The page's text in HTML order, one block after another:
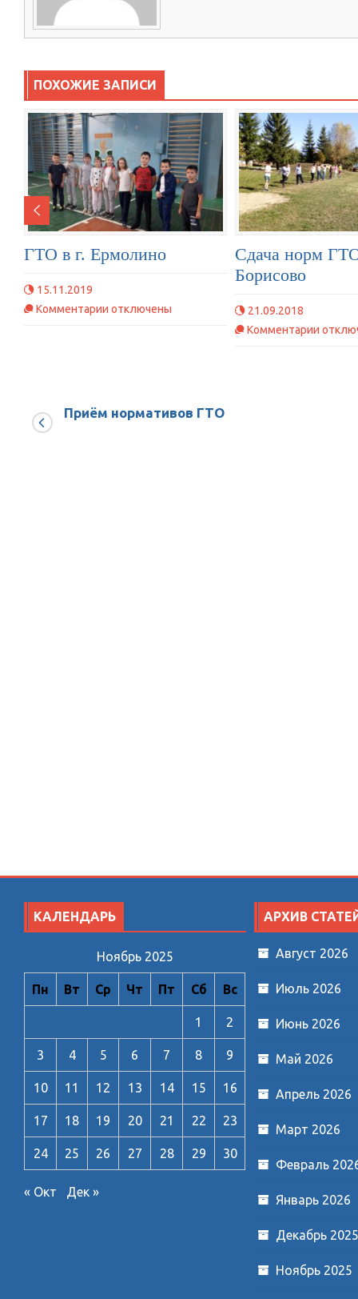
ПОХОЖИЕ ЗАПИСИ
ГТО в г. Ермолино
15.11.2019
Комментарии котключены
Сдача норм
Борисово
21.09.2018
Комментарии к
Приём нормативов ГТО
КАЛЕНДАРЬ
Ноябрь 2025
Пн Вт Ср Чт Пт Сб Вс
1 2
3 4 5 6 7 8 9
10 11 12 13 14 15 16
17 18 19 20 21 22 23
24 25 26 27 28 29 30
« Окт Дек »
АРХИВ
Август 2026
Июль 2026
Июнь 2026
Май 2026
Апрель 2026
Март 2026
Февраль
Январь 2026
Декабрь 2025
Ноябрь 2025